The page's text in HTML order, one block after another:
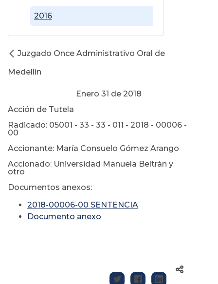
2016
Juzgado Once Administrativo Oral de
Medellín
Enero 31 de 2018
Acción de Tutela
Radicado: 05001 - 33 - 33 - 011 - 2018 - 00006 -
00
Accionante: María Consuelo Gómez Arango
Accionado: Universidad Manuela Beltrán y
otro
Documentos anexos:
2018-00006-00 SENTENCIA
Documento anexo